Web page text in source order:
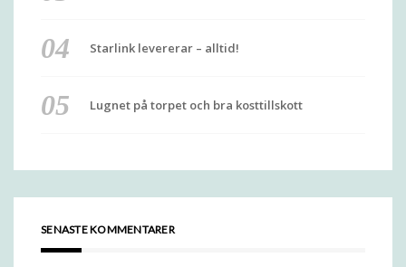
Starlink levererar – alltid!
Lugnet på torpet och bra kosttillskott
SENASTE KOMMENTARER